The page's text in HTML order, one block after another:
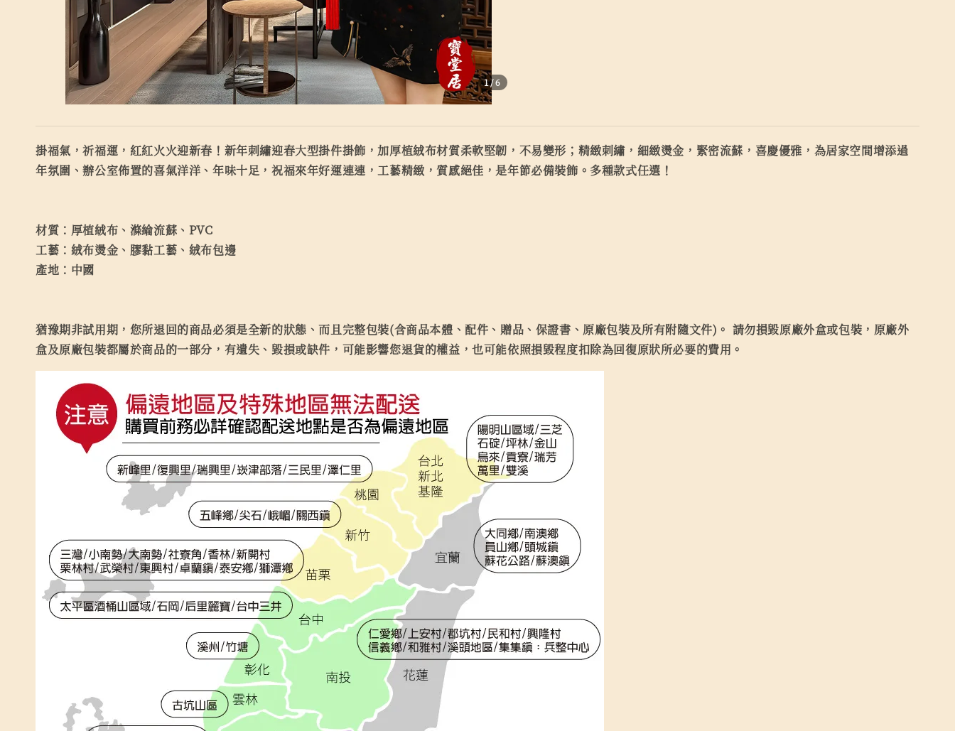
1/6
掛福氣，祈福運，紅紅火火迎新春！新年刺繡迎春大型掛件掛飾，加厚植絨布材質柔軟堅韌，不易變形；精緻刺繡，細緻燙金，緊密流蘇，喜慶優雅，為居家空間增添過
年氛圍、辦公室佈置的喜氣洋洋、年味十足，祝福來年好運連連，工藝精緻，質感絕佳，是年節必備裝飾。多種款式任選！
材質：厚植絨布、滌綸流蘇、PVC
工藝：絨布燙金、膠黏工藝、絨布包邊
產地：中國
猶豫期非試用期，您所退回的商品必須是全新的狀態、而且完整包裝(含商品本體、配件、贈品、保證書、原廠包裝及所有附隨文件)。 請勿損毀原廠外盒或包裝，原廠外
盒及原廠包裝都屬於商品的一部分，有遺失、毀損或缺件，可能影響您退貨的權益，也可能依照損毀程度扣除為回復原狀所必要的費用。